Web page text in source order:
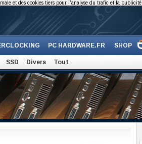
PC HARDWARE.FR SHOP
SSD Divers Tout
et des cookies tiers pour l'analyse du trafic et la publicité